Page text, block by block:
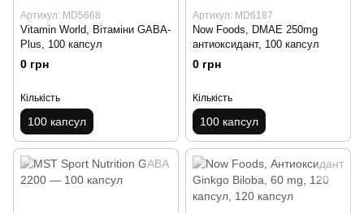
Артикул: MD5668
Vitamin World, Вітаміни GABA-
Plus, 100 капсул
0 грн
Кількість
100 капсул
Артикул: MD6187
Now Foods, DMAE 250mg
антиоксидант, 100 капсул
0 грн
Кількість
100 капсул